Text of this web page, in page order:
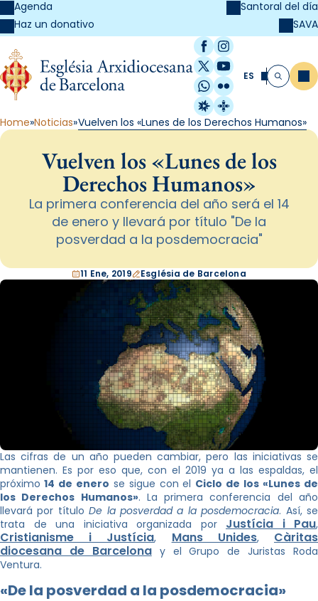
Agenda
Haz un donativo
Santoral del día
SAVA
Facebook
Instagram
X / Twitter
YouTube
WhatsApp
Flickr
Radio Estel
Catalunya
ES Buscar
Home Noticias Vuelven los «Lunes de los Derechos Humanos»
Vuelven los «Lunes de los
Derechos Humanos»
La primera conferencia del año será el 14
de enero y llevará por título "De la
posverdad a la posdemocracia"
11 Ene, 2019 Església de Barcelona
Las cifras de un año pueden cambiar, pero las iniciativas se
mantienen. Es por eso que, con el 2019 ya a las espaldas, el
próximo 14 de enero se sigue con el Ciclo de los «Lunes de
los Derechos Humanos». La primera conferencia del año
llevará por títuloDe la posverdad a la posdemocracia. Así, se
trata de una iniciativa organizada por Justícia i Pau,
Cristianisme i Justícia, Mans Unides, Càritas
diocesana de Barcelonay el Grupo de Juristas Roda
Ventura.
«De la posverdad a la posdemocracia»